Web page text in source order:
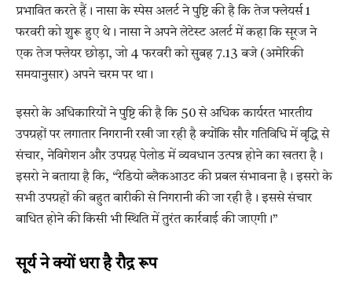
प्रभावित करते हैं। नासा के स्पेस अलर्ट ने पुष्टि की है कि तेज फ्लेयर्स 1
फरवरी को शुरू हुए थे। नासा ने अपने लेटेस्ट अलर्ट में कहा कि सूरज ने
एक तेज फ्लेयर छोड़ा, जो 4 फरवरी को सुबह 7.13 बजे (अमेरिकी
समयानुसार) अपने चरम पर था।
इसरो के अधिकारियों ने पुष्टि की है कि 50 से अधिक कार्यरत भारतीय
उपग्रहों पर लगातार निगरानी रखी जा रही है क्योंकि सौर गतिविधि में वृद्धि से
संचार, नेविगेशन और उपग्रह पेलोड में व्यवधान उत्पन्न होने का खतरा है।
इसरो ने बताया है कि, “रेडियो ब्लैकआउट की प्रबल संभावना है। इसरो के
सभी उपग्रहों की बहुत बारीकी से निगरानी की जा रही है। इससे संचार
बाधित होने की किसी भी स्थिति में तुरंत कार्रवाई की जाएगी।”
सूर्य ने क्यों धरा है रौद्र रूप